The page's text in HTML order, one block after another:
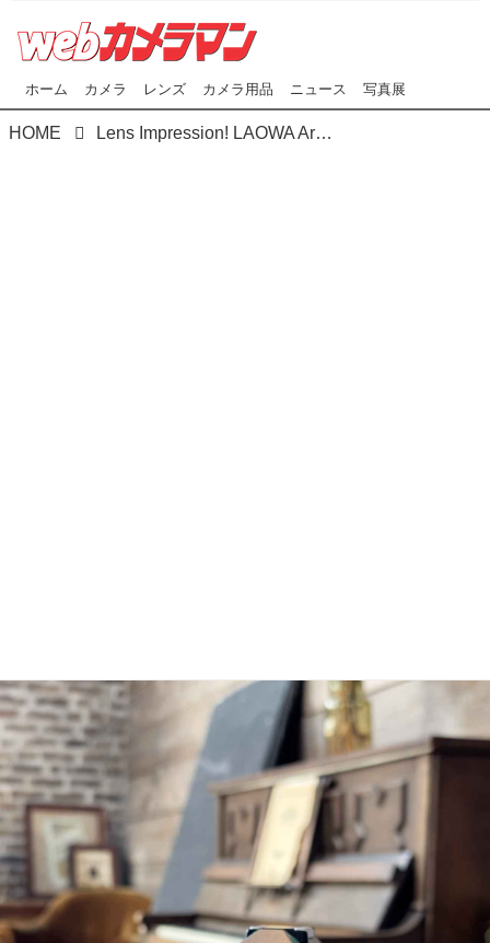
ホーム カメラ レンズ カメラ用品 ニュース 写真展
HOME Lens Impression! LAOWA Argus 25mm F0.95 CF APO ●実勢価格：9万5040円（税込） ●photo＆text:水咲奈々